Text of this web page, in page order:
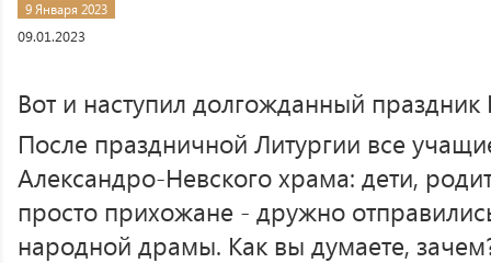
9 Января 2023
09.01.2023
Вот и наступил долгожданный праздник
После праздничной Литургии все
Александро-Невского храма: дети,
просто прихожане - дружно
народной драмы. Как вы думаете,